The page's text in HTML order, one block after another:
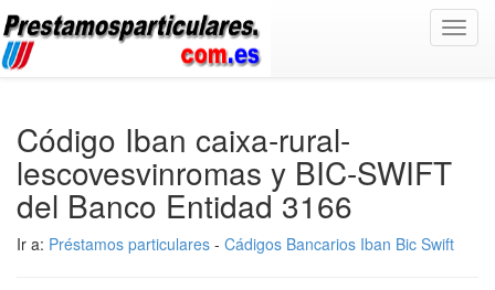
Código Iban caixa-rural-
lescovesvinromas y BIC-SWIFT
del Banco Entidad 3166
Ir a: Préstamos particulares - Cádigos Bancarios Iban Bic Swift